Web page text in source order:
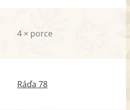
4 × porce
Ráďa 78